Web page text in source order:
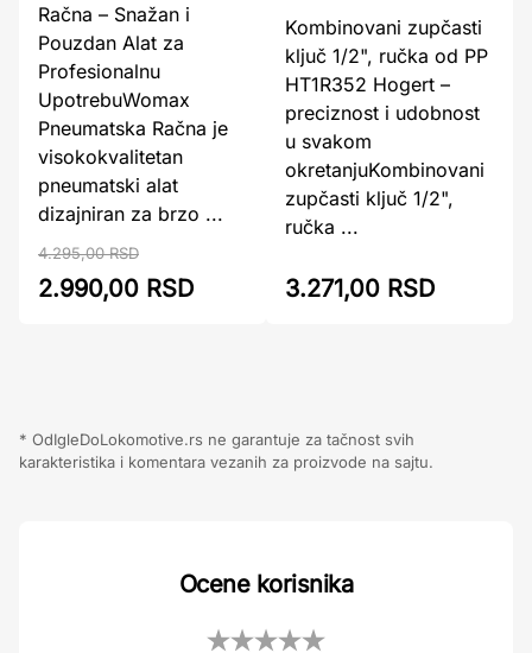
Račna – Snažan i
Pouzdan Alat za
Profesionalnu
UpotrebuWomax
Pneumatska Račna je
visokokvalitetan
pneumatski alat
dizajniran za brzo ...
4.295,00 RSD
2.990,00 RSD
Kombinovani zupčasti
ključ 1/2", ručka od PP
HT1R352 Hogert –
preciznost i udobnost
u svakom
okretanjuKombinovani
zupčasti ključ 1/2",
ručka ...
3.271,00 RSD
* OdIgleDoLokomotive.rs ne garantuje za tačnost svih
karakteristika i komentara vezanih za proizvode na sajtu.
Ocene korisnika